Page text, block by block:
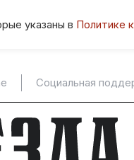
указаны в Политике
Социальная